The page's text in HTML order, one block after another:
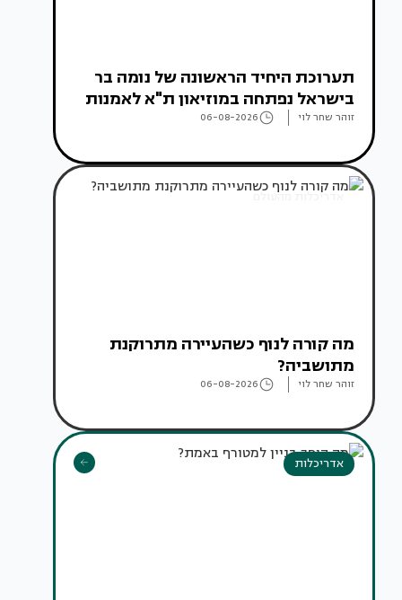
תערוכת היחיד הראשונה של נומה בר
בישראל נפתחה במוזיאון ת"א לאמנות
זוהר שחר לוי 06-08-2026
אדריכלות מהעולם
מה קורה לנוף כשהעיירה מתרוקנת
מתושביה?
זוהר שחר לוי 06-08-2026
אדריכלות